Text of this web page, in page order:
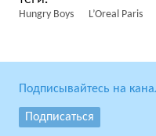
Hungry Boys L’Oreal Paris
Подписывайтесь на
Подписаться